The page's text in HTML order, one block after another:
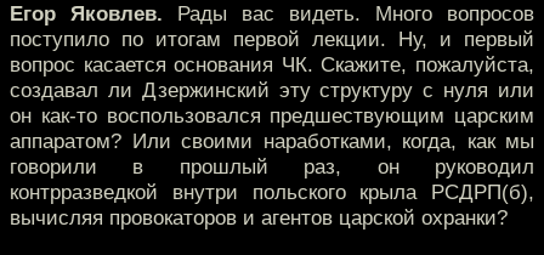
Егор Яковлев. Рады вас видеть. Много вопросов
поступило по итогам первой лекции. Ну, и первый
вопрос касается основания ЧК. Скажите, пожалуйста,
создавал ли Дзержинский эту структуру с нуля или
он как-то воспользовался предшествующим царским
аппаратом? Или своими наработками, когда, как мы
говорили в прошлый раз, он руководил
контрразведкой внутри польского крыла РСДРП(б),
вычисляя провокаторов и агентов царской охранки?